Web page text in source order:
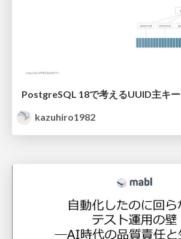
PostgreSQL 18で考えるUUID主キー
kazuhiro1982